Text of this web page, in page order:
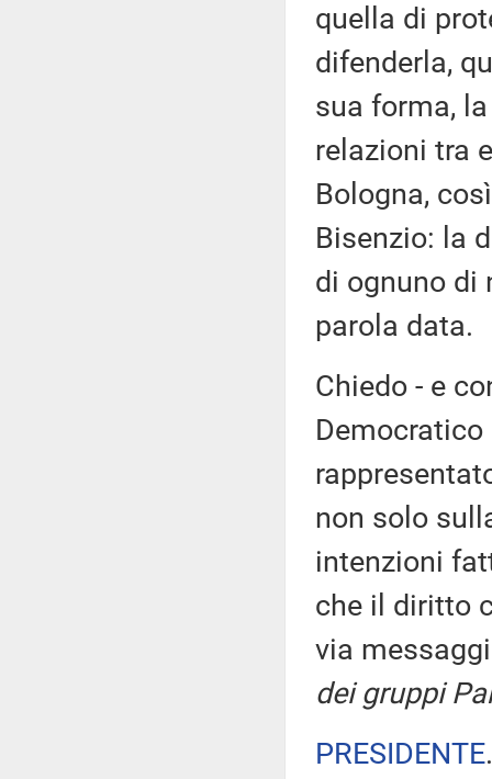
quella di
difenderla,
sua forma,
relazioni tra
Bologna,
Bisenzio: la
di ognuno di
parola data.
Chiedo - e
non solo
intenzioni
che il diritto
via
dei gruppi
PRESIDENTE